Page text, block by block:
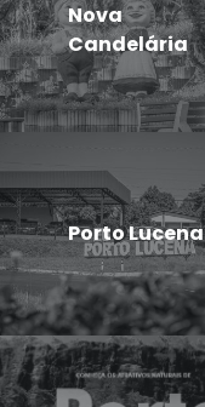
Nova
Candelária
Porto Lucena